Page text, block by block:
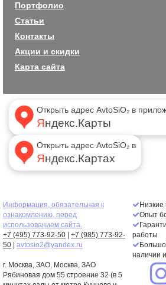
Портфолио
Статьи
Контакты
Акции и скидки
Карта сайта
Открыть адрес AvtoSiO₂ в
Яндекс.Карты
Открыть адрес AvtoSiO₂ в
Яндекс.Картах
Информация, обязательная к
ознакомлению, перед
использованием сайта.
+7 (495) 773-92-50
+7 (985) 773-92-
50
avtosio2@yandex.ru
г. Москва, ЗАО, Москва, ЗАО
Рябиновая дом 55 строение 32 (в 5
Опыт
работы
наличии